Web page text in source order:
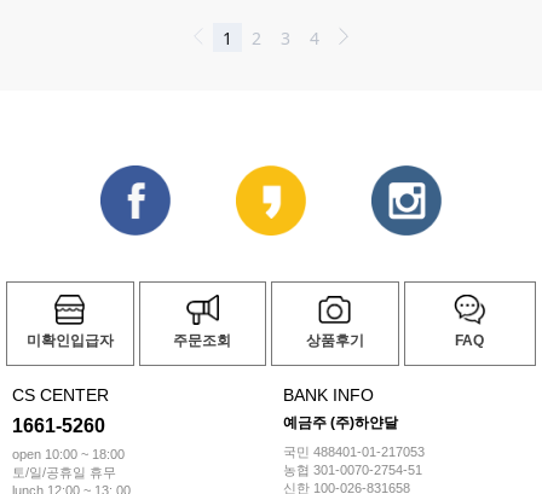
미확인입급자 주문조회 상품후기 FAQ
CS CENTER
1661-5260
open 10:00 ~ 18:00
토/일/공휴일 휴무
lunch 12:00 ~ 13: 00
BANK INFO
예금주 (주)하얀달
국민 488401-01-217053
농협 301-0070-2754-51
신한 100-026-831658